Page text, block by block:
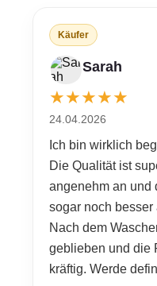
Käufer
Sarah
★★★★★
24.04.2026
Ich bin wirklich
Die Qualität ist
angenehm an und
sogar noch
Nach dem
geblieben und die
kräftig. Werde